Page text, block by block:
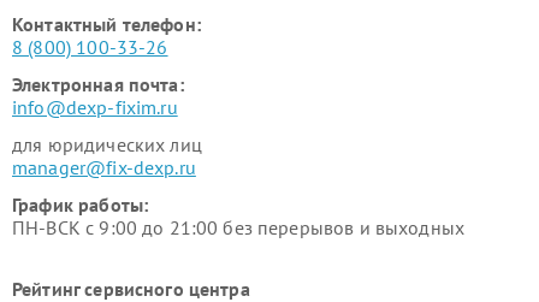
Контактный телефон:
8 (800) 100-33-26
Электронная почта:
info@dexp-fixim.ru
для юридических лиц
manager@fix-dexp.ru
График работы:
ПН-ВСК с 9:00 до 21:00 без перерывов и выходных
Рейтинг сервисного центра